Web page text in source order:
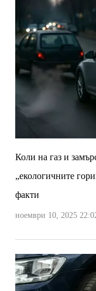
Коли на газ и
„екологичните
факти
ноември 10, 2025